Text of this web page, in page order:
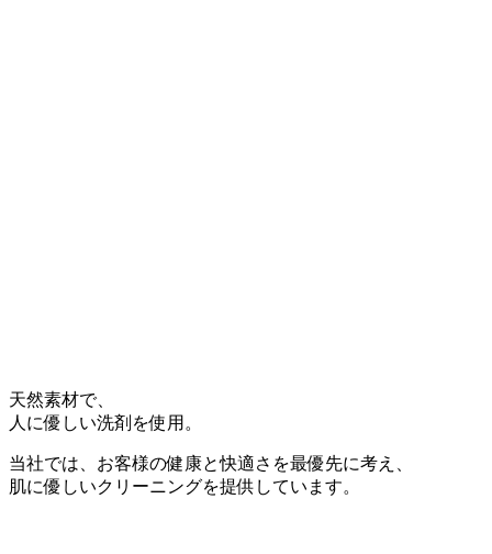
天然素材で、
人に優しい洗剤 を使用。
当社では、お客様の健康と快適さを最優先に考え、
肌に優しいクリーニングを提供しています。